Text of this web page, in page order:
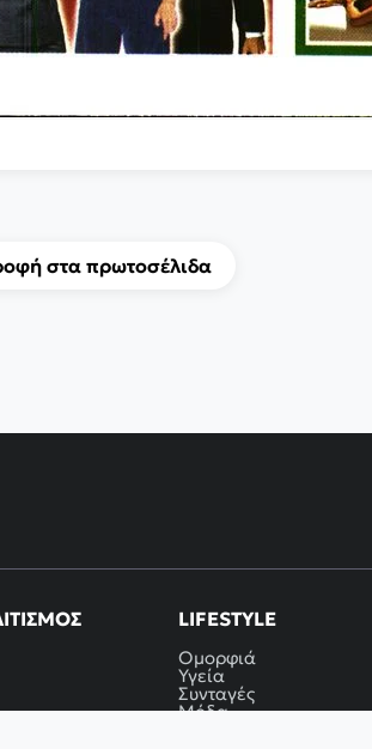
στα πρωτοσέλιδα
LIFESTYLE
Ομορφιά
Υγεία
Συνταγές
Μόδα